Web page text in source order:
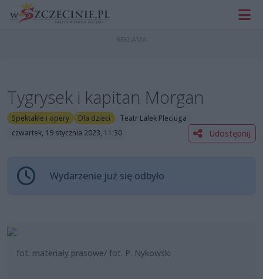
Tygrysek i kapitan Morgan
Spektakle i opery Dla dzieci
Teatr Lalek Pleciuga
czwartek, 19 stycznia 2023, 11:30
Udostępnij
Wydarzenie już się odbyło
fot. materiały prasowe/ fot. P. Nykowski